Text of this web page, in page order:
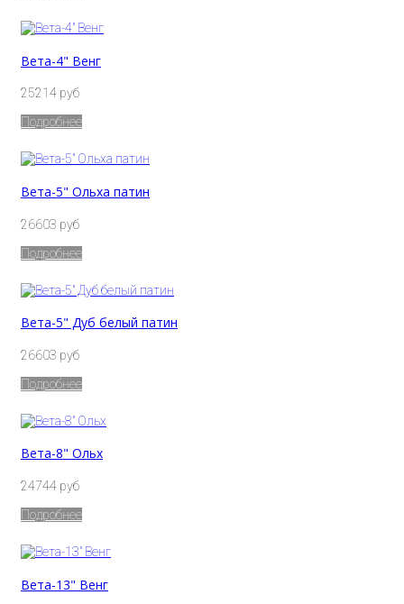
Вета-4" Венг
25214 руб
Подробнее
Вета-5" Ольха патин
26603 руб
Подробнее
Вета-5" Дуб белый патин
26603 руб
Подробнее
Вета-8" Ольх
24744 руб
Подробнее
Вета-13" Венг